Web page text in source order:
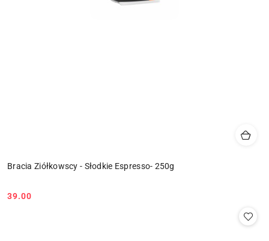
Bracia Ziółkowscy - Słodkie Espresso- 250g
Cena:
39.00